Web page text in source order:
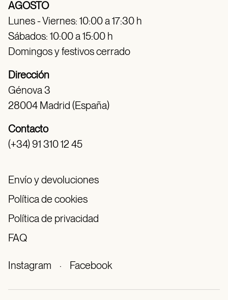
AGOSTO
Lunes - Viernes: 10:00 a 17:30 h
Sábados: 10:00 a 15:00 h
Domingos y festivos cerrado
Dirección
Génova 3
28004 Madrid (España)
Contacto
(+34) 91 310 12 45
Envío y devoluciones
Política de cookies
Política de privacidad
FAQ
Instagram · Facebook